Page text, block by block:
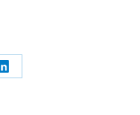
Share